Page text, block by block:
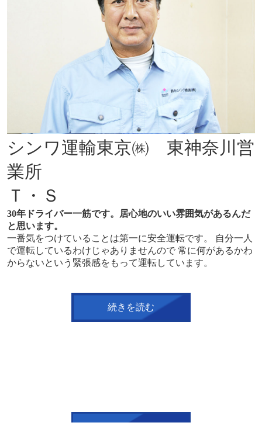
シンワ運輸東京㈱ 東神奈川営
業所
Ｔ・Ｓ
30年ドライバー一筋です。居心地のいい雰囲気があるんだ
と思います。
一番気をつけていることは第一に安全運転です。 自分一人
で運転しているわけじゃありませんので 常に何があるかわ
からないという緊張感をもって運転しています。
続きを読む